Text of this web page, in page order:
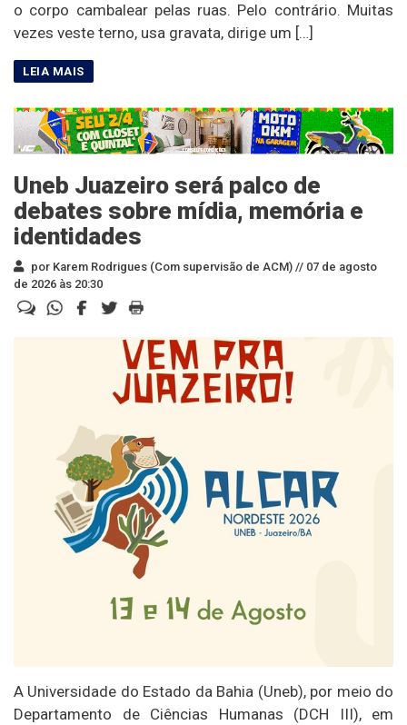
o corpo cambalear pelas ruas. Pelo contrário. Muitas
vezes veste terno, usa gravata, dirige um […]
Uneb Juazeiro será palco de
debates sobre mídia, memória e
identidades
por Karem Rodrigues (Com supervisão de ACM) // 07 de agosto
de 2026 às 20:30
A Universidade do Estado da Bahia (Uneb), por meio do
Departamento de Ciências Humanas (DCH III), em